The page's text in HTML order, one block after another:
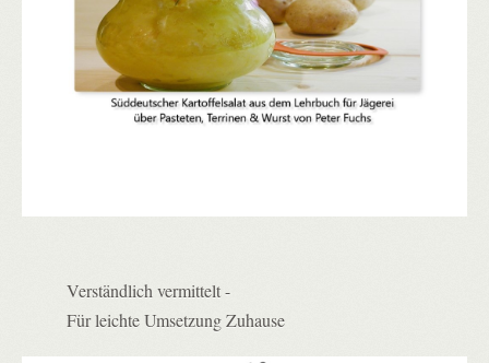
Verständlich vermittelt -
Für leichte Umsetzung Zuhause